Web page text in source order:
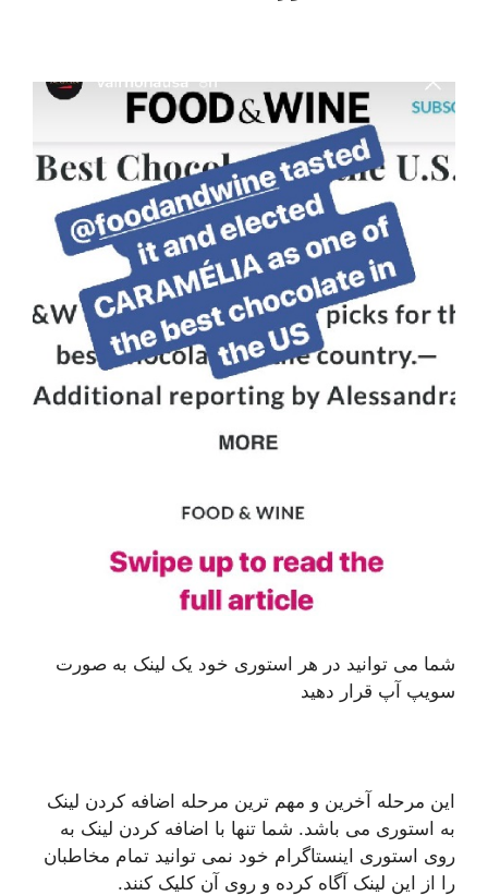
شما می توانید در هر استوری خود یک لینک به صورت
سویپ آپ قرار دهید
این مرحله آخرین و مهم ترین مرحله اضافه کردن لینک
به استوری می باشد. شما تنها با اضافه کردن لینک به
روی استوری اینستاگرام خود نمی توانید تمام مخاطبان
را از این لینک آگاه کرده و روی آن کلیک کنند.